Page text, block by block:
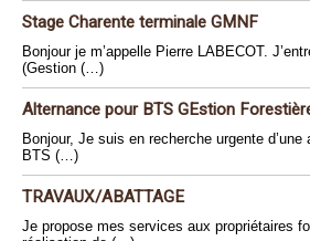
Stage Charente terminale GMNF
Bonjour je m’appelle Pierre LABECOT.
(Gestion (…)
Alternance pour BTS GEstion
Bonjour, Je suis en recherche urgente d’une
BTS (…)
TRAVAUX/ABATTAGE
Je propose mes services aux propriétaires